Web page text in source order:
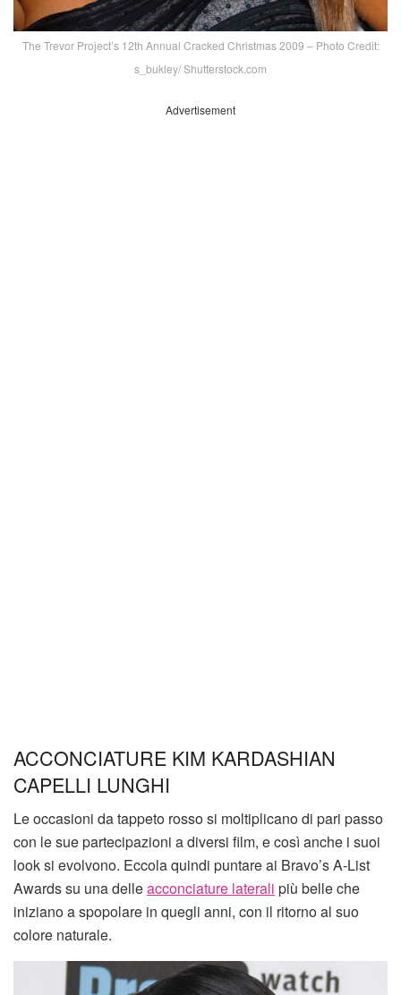
The Trevor Project’s 12th Annual Cracked Christmas 2009 – Photo Credit:
s_bukley/ Shutterstock.com
Advertisement
ACCONCIATURE KIM KARDASHIAN
CAPELLI LUNGHI
Le occasioni da tappeto rosso si moltiplicano di pari passo
con le sue partecipazioni a diversi film, e così anche i suoi
look si evolvono. Eccola quindi puntare ai Bravo’s A-List
Awards su una delleacconciature laterali più belle che
iniziano a spopolare in quegli anni, con il ritorno al suo
colore naturale.